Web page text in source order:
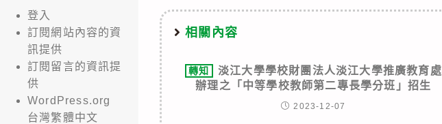
相關內容
轉知
淡江大學學校財團法人淡江大學推廣教育處
辦理之「中等學校教師第二專長學分班」招生
2023-12-07
登入
訂閱網站內容的資
訊提供
訂閱留言的資訊提
供
WordPress.org
台灣繁體中文